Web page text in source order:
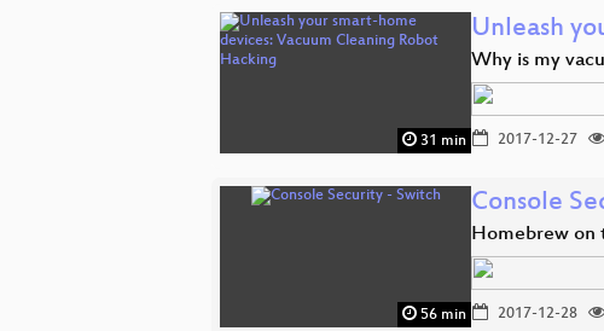
31 min
Unleash
Why is my
2017-12-27
56 min
Console
Homebrew on
2017-12-28